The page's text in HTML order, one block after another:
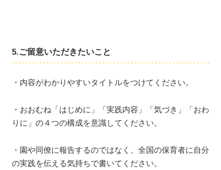
5.ご留意いただきたいこと
・内容がわかりやすいタイトルをつけてください。
・おおむね「はじめに」「実践内容」「気づき」「おわ
りに」の４つの構成を意識してください。
・園や同僚に報告するのではなく、全国の保育者に自分
の実践を伝える気持ちで書いてください。